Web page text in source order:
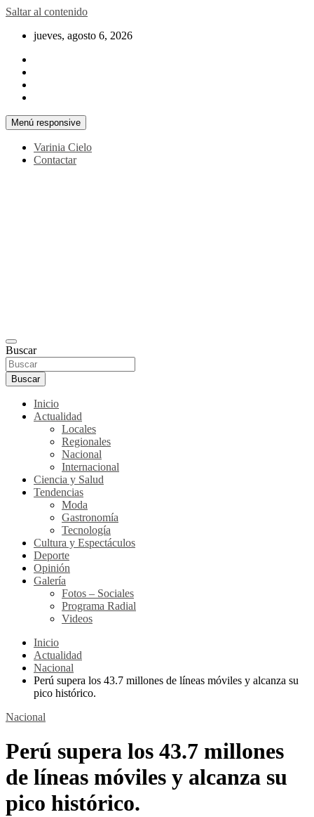
Saltar al contenido
jueves, agosto 6, 2026
Menú responsive
Varinia Cielo
Contactar
Buscar
Buscar
Inicio
Actualidad
Locales
Regionales
Nacional
Internacional
Ciencia y Salud
Tendencias
Moda
Gastronomía
Tecnología
Cultura y Espectáculos
Deporte
Opinión
Galería
Fotos – Sociales
Programa Radial
Videos
Inicio
Actualidad
Nacional
Perú supera los 43.7 millones de líneas móviles y alcanza su
pico histórico.
Nacional
Perú supera los 43.7 millones
de líneas móviles y alcanza su
pico histórico.